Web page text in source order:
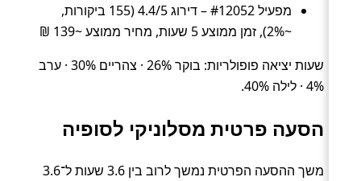
מפעיל #12052 – דירוג 4.4/5 (155 ביקורות,
~2%), זמן ממוצע 5 שעות, מחיר ממוצע ~139 ₪
שעות יציאה פופולריות: בוקר 26% · צהריים 30% · ערב
4% · לילה 40%.
הסעה פרטית מסלוניקי לסופיה
משך ההסעה הפרטית נמשך לרוב בין 3.6 שעות ל־3.6